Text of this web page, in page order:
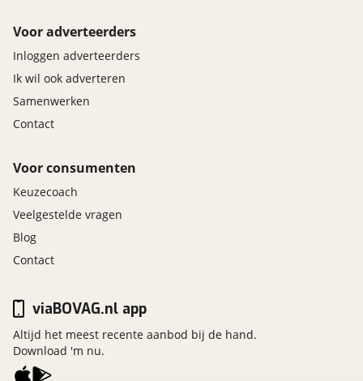
Voor adverteerders
Inloggen adverteerders
Ik wil ook adverteren
Samenwerken
Contact
Voor consumenten
Keuzecoach
Veelgestelde vragen
Blog
Contact
viaBOVAG.nl app
Altijd het meest recente aanbod bij de hand.
Download 'm nu.